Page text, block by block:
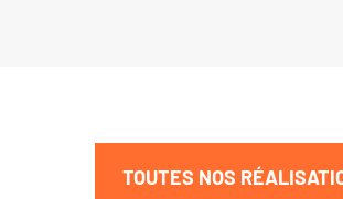
TOUTES NOS